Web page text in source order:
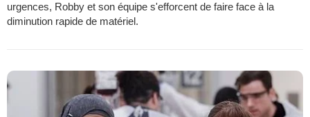
urgences, Robby et son équipe s'efforcent de faire face à la
diminution rapide de matériel.